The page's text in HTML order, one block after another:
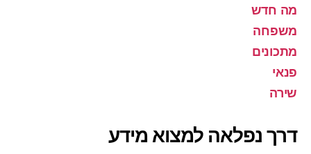
מה חדש
משפחה
מתכונים
פנאי
שירה
דרך נפלאה למצוא מידע